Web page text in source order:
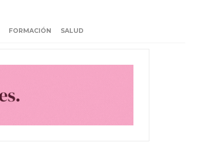
FORMACIÓN SALUD